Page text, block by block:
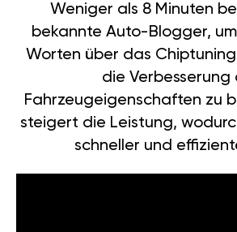
Weniger als 8 Minuten
bekannte Auto-Blogger,
Worten über das Chiptuning
die Verbesserung
Fahrzeugeigenschaften zu
steigert die Leistung,
schneller und